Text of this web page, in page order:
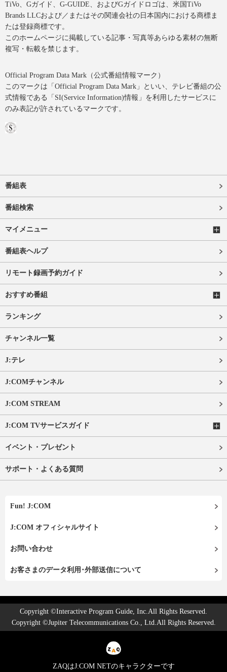
TiVo、Gガイド、G-GUIDE、およびGガイドロゴは、米国TiVo
Brands LLCおよび／またはその関連会社の日本国内における商標ま
たは登録商標です。
このホームページに掲載している記事・写真等あらゆる素材の無断
複写・転載を禁じます。
Official Program Data Mark（公式番組情報マーク）
このマークは「Official Program Data Mark」といい、テレビ番組の公
式情報である「SI(Service Information)情報」を利用したサービスに
のみ表記が許されているマークです。
番組表
番組検索
マイメニュー
番組表ヘルプ
リモート録画予約ガイド
おすすめ番組
ランキング
チャンネル一覧
J:テレ
J:COMチャンネル
J:COM STREAM
J:COM TVサービスガイド
イベント・プレゼント
サポート・よくある質問
Fun! J:COM
J:COM オフィシャルサイト
お問い合わせ
お客さまのデータ利用･外部送信について
Copyright ©Interactive Program Guide, Inc.All Rights Reserved.
Copyright ©Jupiter Telecommunications Co., Ltd.All Rights Reserved.
ZAQはJ:COM NETのキャラクターです